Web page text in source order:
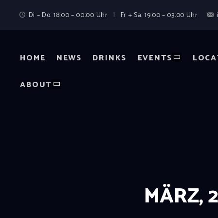
Di – Do: 18:00 – 00:00 Uhr | Fr + Sa: 19:00 – 03:00 Uhr
HOME NEWS DRINKS EVENTS
ABOUT
MÄRZ,